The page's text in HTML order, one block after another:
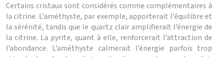
Certains cristaux sont considérés comme complémentaires à
la citrine. L’améthyste, par exemple, apporterait l’équilibre et
la sérénité, tandis que le quartz clair amplifierait l’énergie de
la citrine. La pyrite, quant à elle, renforcerait l’attraction de
l’abondance. L’améthyste calmerait l’énergie parfois trop